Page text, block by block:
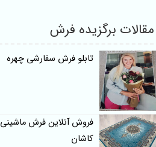
مقالات برگزیده فرش
تابلو فرش سفارشی چهره
فروش آنلاین فرش ماشینی
کاشان